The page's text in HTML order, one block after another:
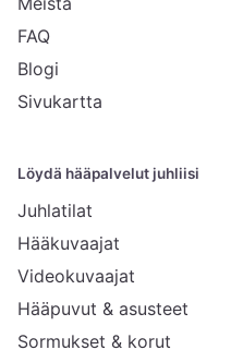
FAQ
Blogi
Sivukartta
Löydä hääpalvelut juhliisi
Juhlatilat
Hääkuvaajat
Videokuvaajat
Hääpuvut & asusteet
Sormukset & korut